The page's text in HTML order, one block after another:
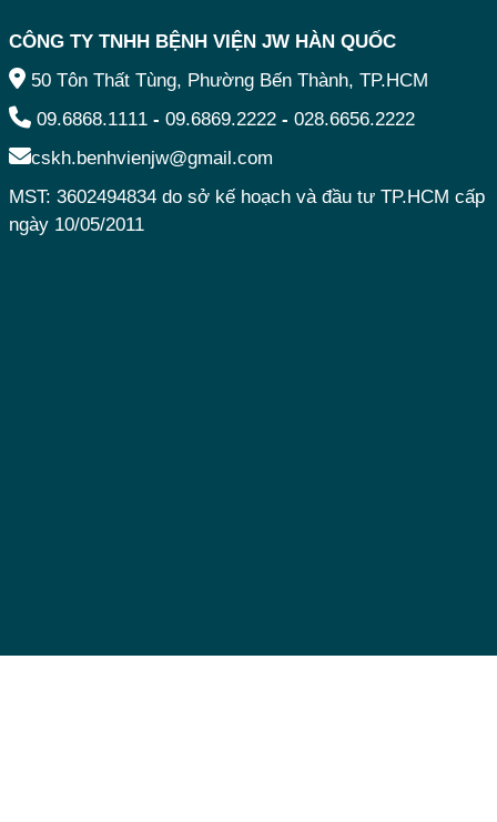
CÔNG TY TNHH BỆNH VIỆN JW HÀN QUỐC
50 Tôn Thất Tùng, Phường Bến Thành, TP.HCM
09.6868.1111 - 09.6869.2222 - 028.6656.2222
cskh.benhvienjw@gmail.com
MST: 3602494834 do sở kế hoạch và đầu tư TP.HCM cấp
ngày 10/05/2011